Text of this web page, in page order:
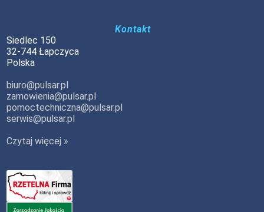
Kontakt
Siedlec 150
32-744 Łapczyca
Polska
biuro@pulsar.pl
zamowienia@pulsar.pl
pomoctechniczna@pulsar.pl
serwis@pulsar.pl
Czytaj więcej »